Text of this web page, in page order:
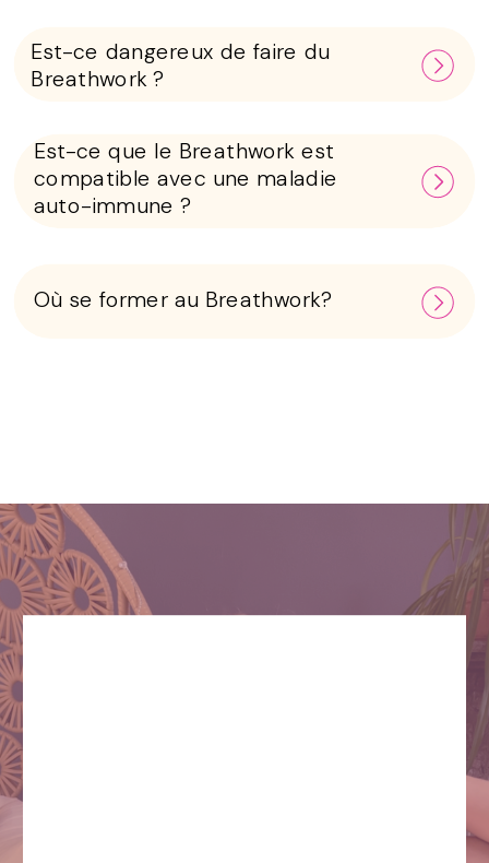
Est-ce dangereux de faire du
Breathwork ?
Est-ce que le Breathwork est
compatible avec une maladie
auto-immune ?
Où se former au Breathwork?